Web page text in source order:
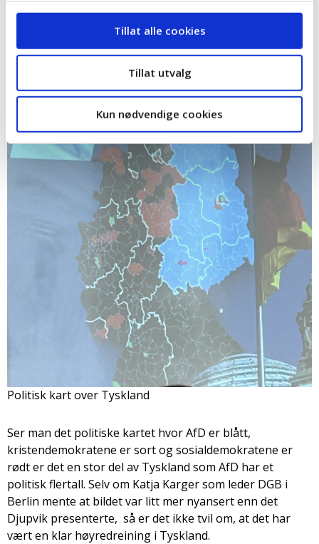
Tillat alle cookies
Tillat utvalg
Kun nødvendige cookies
doblingen i oppslutning er at de har fått fotfeste i Vest-
Tyskland også ved siste valget.
Politisk kart over Tyskland
Ser man det politiske kartet hvor AfD er blått,
kristendemokratene er sort og sosialdemokratene er
rødt er det en stor del av Tyskland som AfD har et
politisk flertall. Selv om Katja Karger som leder DGB i
Berlin mente at bildet var litt mer nyansert enn det
Djupvik presenterte, så er det ikke tvil om, at det har
vært en klar høyredreining i Tyskland.